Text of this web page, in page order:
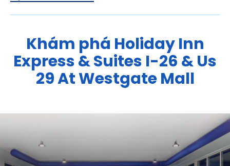
Khám phá Holiday Inn
Express & Suites I-26 & Us
29 At Westgate Mall